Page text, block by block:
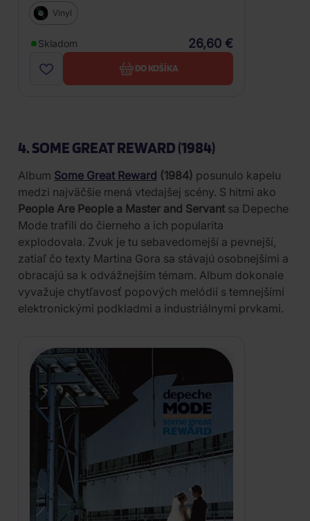
Vinyl
Skladom 26,60 €
DO KOŠÍKA
4. SOME GREAT REWARD (1984)
Album Some Great Reward (1984) posunulo kapelu
medzi najväčšie mená vtedajšej scény. S hitmi ako
People Are People a Master and Servant sa Depeche
Mode trafili do čierneho a ich popularita
explodovala. Zvuk je tu sebavedomejší a pevnejší,
zatiaľ čo texty Martina Gora sa stávajú osobnejšími a
obracajú sa k odvážnejším témam. Album dokonale
vyvažuje chytľavosť popových melódií s temnejšími
elektronickými podkladmi a industriálnymi prvkami.